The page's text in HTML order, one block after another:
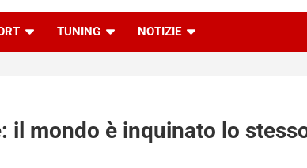
TUNING NOTIZIE
il mondo è inquinato lo